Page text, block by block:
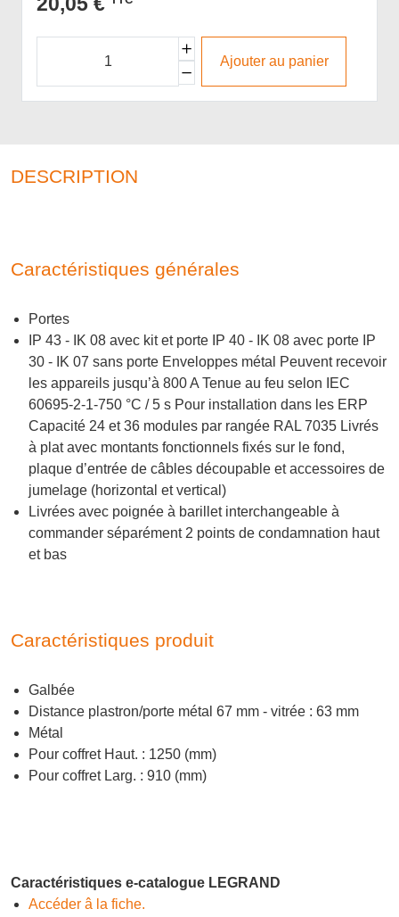
Ajouter au panier
DESCRIPTION
Caractéristiques générales
Portes
IP 43 - IK 08 avec kit et porte IP 40 - IK 08 avec porte IP
30 - IK 07 sans porte Enveloppes métal Peuvent recevoir
les appareils jusqu’à 800 A Tenue au feu selon IEC
60695-2-1-750 °C / 5 s Pour installation dans les ERP
Capacité 24 et 36 modules par rangée RAL 7035 Livrés
à plat avec montants fonctionnels fixés sur le fond,
plaque d’entrée de câbles découpable et accessoires de
jumelage (horizontal et vertical)
Livrées avec poignée à barillet interchangeable à
commander séparément 2 points de condamnation haut
et bas
Caractéristiques produit
Galbée
Distance plastron/porte métal 67 mm - vitrée : 63 mm
Métal
Pour coffret Haut. : 1250 (mm)
Pour coffret Larg. : 910 (mm)
Caractéristiques e-catalogue LEGRAND
Accéder â la fiche.